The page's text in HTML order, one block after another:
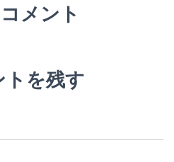
メント
トを残す